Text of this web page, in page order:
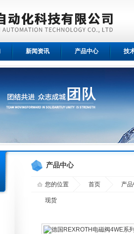
新闻资讯 产品中心 技
产品中心
您的位置 首页 产
现货